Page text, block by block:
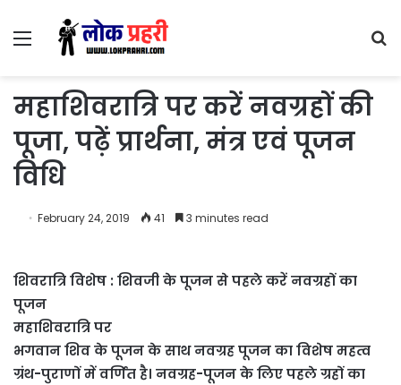
Menu
महाशिवरात्रि पर करें नवग्रहों की
पूजा, पढ़ें प्रार्थना, मंत्र एवं पूजन
विधि
February 24, 2019 41 3 minutes read
शिवरात्रि विशेष : शिवजी के पूजन से पहले करें नवग्रहों का
पूजन
महाशिवरात्रि पर
भगवान शिव के पूजन के साथ नवग्रह पूजन का विशेष महत्व
ग्रंथ-पुराणों में वर्णित है। नवग्रह-पूजन के लिए पहले ग्रहों का